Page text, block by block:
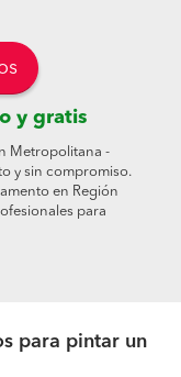
y gratis
Metropolitana -
y sin compromiso.
en Región
para
para pintar un